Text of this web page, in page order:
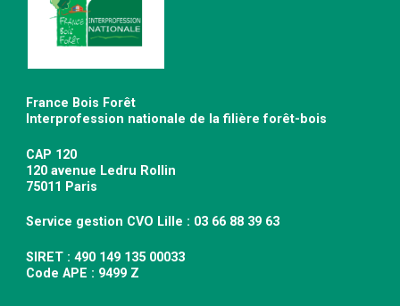
France Bois Forêt
Interprofession nationale de la filière forêt-bois
CAP 120
120 avenue Ledru Rollin
75011 Paris
Service gestion CVO Lille : 03 66 88 39 63
SIRET : 490 149 135 00033
Code APE : 9499 Z